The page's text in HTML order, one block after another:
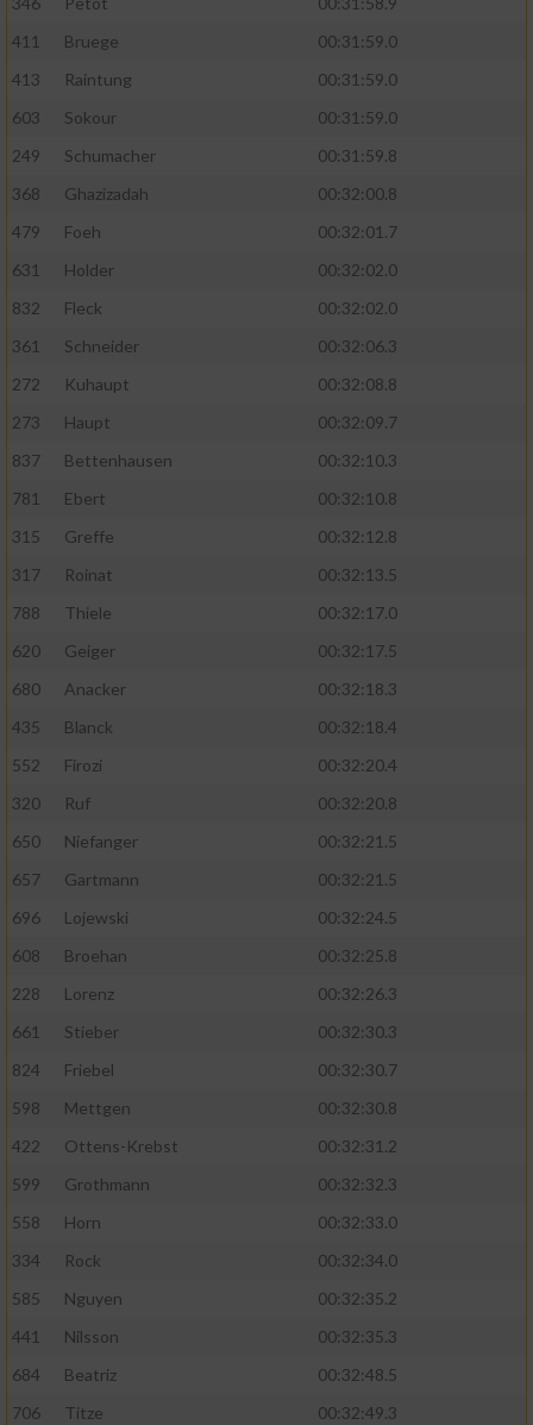
411
Bruege
00:31:59.0
413
Raintung
00:31:59.0
603
Sokour
00:31:59.0
249
Schumacher
00:31:59.8
368
Ghazizadah
00:32:00.8
479
Foeh
00:32:01.7
631
Holder
00:32:02.0
832
Fleck
00:32:02.0
361
Schneider
00:32:06.3
272
Kuhaupt
00:32:08.8
273
Haupt
00:32:09.7
837
Bettenhausen
00:32:10.3
781
Ebert
00:32:10.8
315
Greffe
00:32:12.8
317
Roinat
00:32:13.5
788
Thiele
00:32:17.0
620
Geiger
00:32:17.5
680
Anacker
00:32:18.3
435
Blanck
00:32:18.4
552
Firozi
00:32:20.4
320
Ruf
00:32:20.8
650
Niefanger
00:32:21.5
657
Gartmann
00:32:21.5
696
Lojewski
00:32:24.5
608
Broehan
00:32:25.8
228
Lorenz
00:32:26.3
661
Stieber
00:32:30.3
824
Friebel
00:32:30.7
598
Mettgen
00:32:30.8
422
Ottens-Krebst
00:32:31.2
599
Grothmann
00:32:32.3
558
Horn
00:32:33.0
334
Rock
00:32:34.0
585
Nguyen
00:32:35.2
441
Nilsson
00:32:35.3
684
Beatriz
00:32:48.5
706
Titze
00:32:49.3